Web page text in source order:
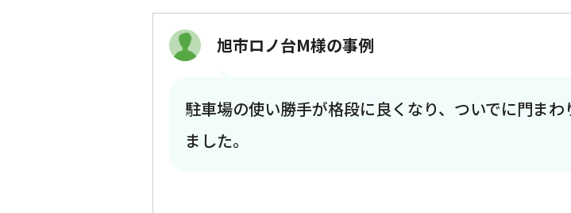
旭市ロノ台M様の事例
駐車場の使い勝手が格段に良くなり、ついでに門ま
ました。